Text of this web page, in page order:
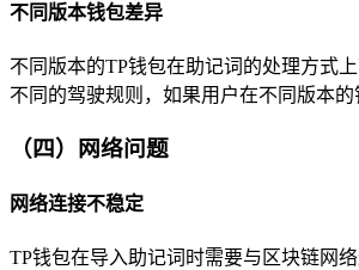
不同版本钱包差异
不同版本的TP钱包在助记词的处理方式
不同的驾驶规则，如果用户在不同版本的
（四）网络问题
网络连接不稳定
TP钱包在导入助记词时需要与区块链网